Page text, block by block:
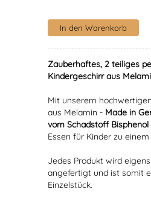
Zauberhaftes, 2 teiliges
Kindergeschirr aus
Mit unserem
aus Melamin - Made in
vom Schadstoff Bisphenol
Essen für Kinder zu einem
Jedes Produkt wird
angefertigt und ist somit
Einzelstück.